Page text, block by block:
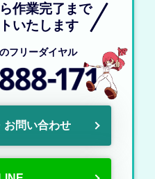
作業完了まで
いたします
フリーダイヤル
お問い合わせ